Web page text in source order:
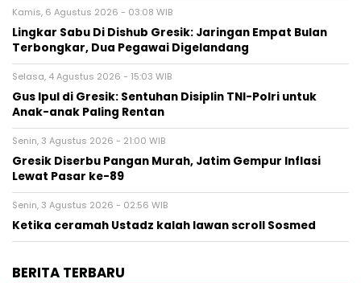
Kamis, 6 Agustus 2026 - 03:08 WIB
Lingkar Sabu Di Dishub Gresik: Jaringan Empat Bulan
Terbongkar, Dua Pegawai Digelandang
Selasa, 4 Agustus 2026 - 15:03 WIB
Gus Ipul di Gresik: Sentuhan Disiplin TNI-Polri untuk
Anak-anak Paling Rentan
Senin, 3 Agustus 2026 - 21:00 WIB
Gresik Diserbu Pangan Murah, Jatim Gempur Inflasi
Lewat Pasar ke-89
Senin, 3 Agustus 2026 - 02:56 WIB
Ketika ceramah Ustadz kalah lawan scroll Sosmed
BERITA TERBARU